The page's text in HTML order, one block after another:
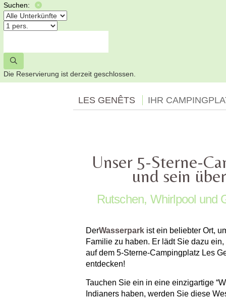
Suchen:
Die Reservierung ist derzeit geschlossen.
LES GENÊTS IHR
Unser 5-Sterne-
und sein
Rutschen, Whirlpool und
DerWasserpark ist ein beliebter Ort,
Familie zu haben. Er lädt Sie dazu
auf dem 5-Sterne-Campingplatz Les
entdecken!
Tauchen Sie ein in eine einzigartige
Indianers haben, werden Sie diese